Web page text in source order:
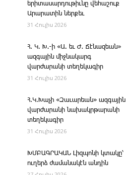
երիտասարդութիւնը վեհաշուք
Արարատին ներքեւ
31 Հուլիս 2026
Հ. Կ. Խ.-ի «Ա. եւ Ժ. ­Ճէնազեան»
ազգային միջնակարգ
վարժարանի տեղեկագիր
31 Հուլիս 2026
Հ․Կ․Խաչի «Զաւարեան» ազգային
վարժարանի նախակրթարանի
տեղեկագիր
31 Հուլիս 2026
ԽՄԲԱԳՐԱԿԱՆ ­Լիզպոնի կտակը՝
ուղերձ ժամանակէն անդին